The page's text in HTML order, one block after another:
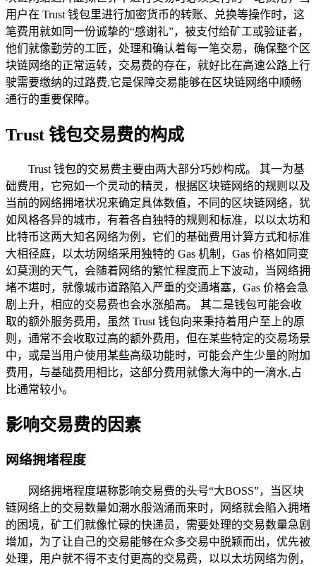
用户在 Trust 钱包里进行加密货币的转账、兑换等操作时，这
笔费用就如同一份诚挚的“感谢礼”，被支付给矿工或验证者，
他们就像勤劳的工匠，处理和确认着每一笔交易，确保整个区
块链网络的正常运转，交易费的存在，就好比在高速公路上行
驶需要缴纳的过路费,它是保障交易能够在区块链网络中顺畅
通行的重要保障。
Trust 钱包交易费的构成
Trust 钱包的交易费主要由两大部分巧妙构成。 其一为基
础费用，它宛如一个灵动的精灵，根据区块链网络的规则以及
当前的网络拥堵状况来确定具体数值，不同的区块链网络，犹
如风格各异的城市，有着各自独特的规则和标准，以以太坊和
比特币这两大知名网络为例，它们的基础费用计算方式和标准
大相径庭，以太坊网络采用独特的 Gas 机制，Gas 价格如同变
幻莫测的天气，会随着网络的繁忙程度而上下波动，当网络拥
堵不堪时，就像城市道路陷入严重的交通堵塞，Gas 价格会急
剧上升，相应的交易费也会水涨船高。 其二是钱包可能会收
取的额外服务费用，虽然 Trust 钱包向来秉持着用户至上的原
则，通常不会收取过高的额外费用，但在某些特定的交易场景
中，或是当用户使用某些高级功能时，可能会产生少量的附加
费用，与基础费用相比，这部分费用就像大海中的一滴水,占
比通常较小。
影响交易费的因素
网络拥堵程度
网络拥堵程度堪称影响交易费的头号“大BOSS”，当区块
链网络上的交易数量如潮水般汹涌而来时，网络就会陷入拥堵
的困境，矿工们就像忙碌的快递员，需要处理的交易数量急剧
增加，为了让自己的交易能够在众多交易中脱颖而出，优先被
处理，用户就不得不支付更高的交易费，以以太坊网络为例，